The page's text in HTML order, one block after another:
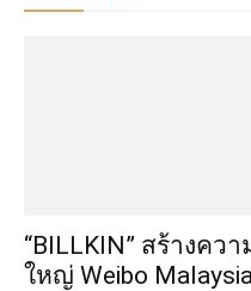
“BILLKIN” สร้างคว
ใหญ่ Weibo